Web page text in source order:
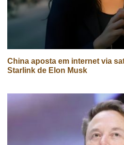
China aposta em internet via
Starlink de Elon Musk